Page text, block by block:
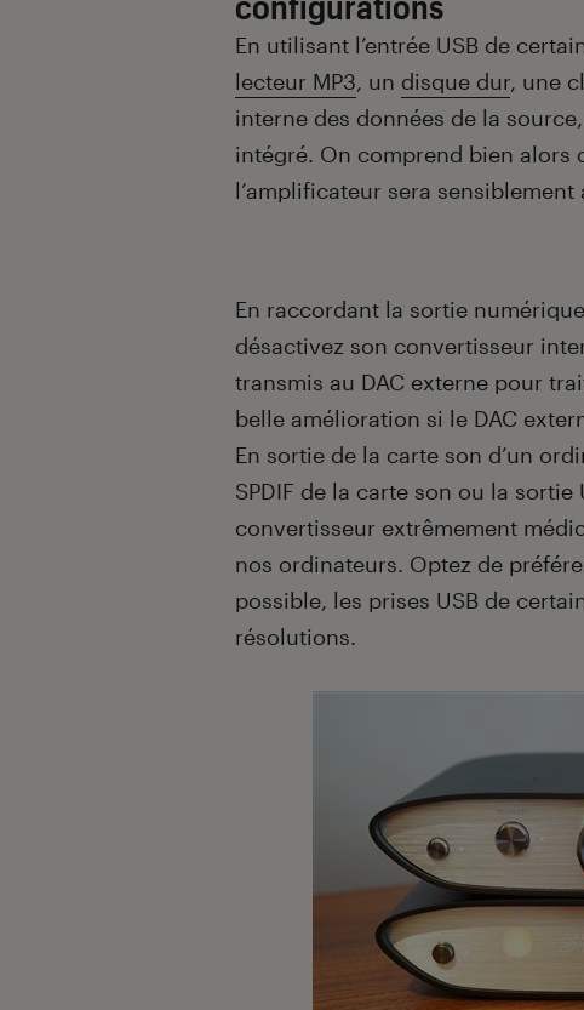
En utilisant l’entrée USB de
lecteur MP3, un disque dur, une
interne des données de la
intégré. On comprend bien alors
l’amplificateur sera sensiblement
En raccordant la sortie
désactivez son convertisseur
transmis au DAC externe pour
belle amélioration si le DAC
En sortie de la carte son d’un
SPDIF de la carte son ou la
convertisseur extrêmement
nos ordinateurs. Optez de
possible, les prises USB de
résolutions.